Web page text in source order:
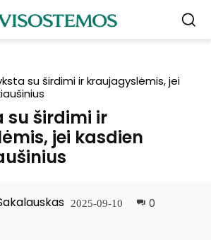
su širdimi ir kraujagyslėmis, jei
su širdimi ir
jei kasdien
2025-09-10 0